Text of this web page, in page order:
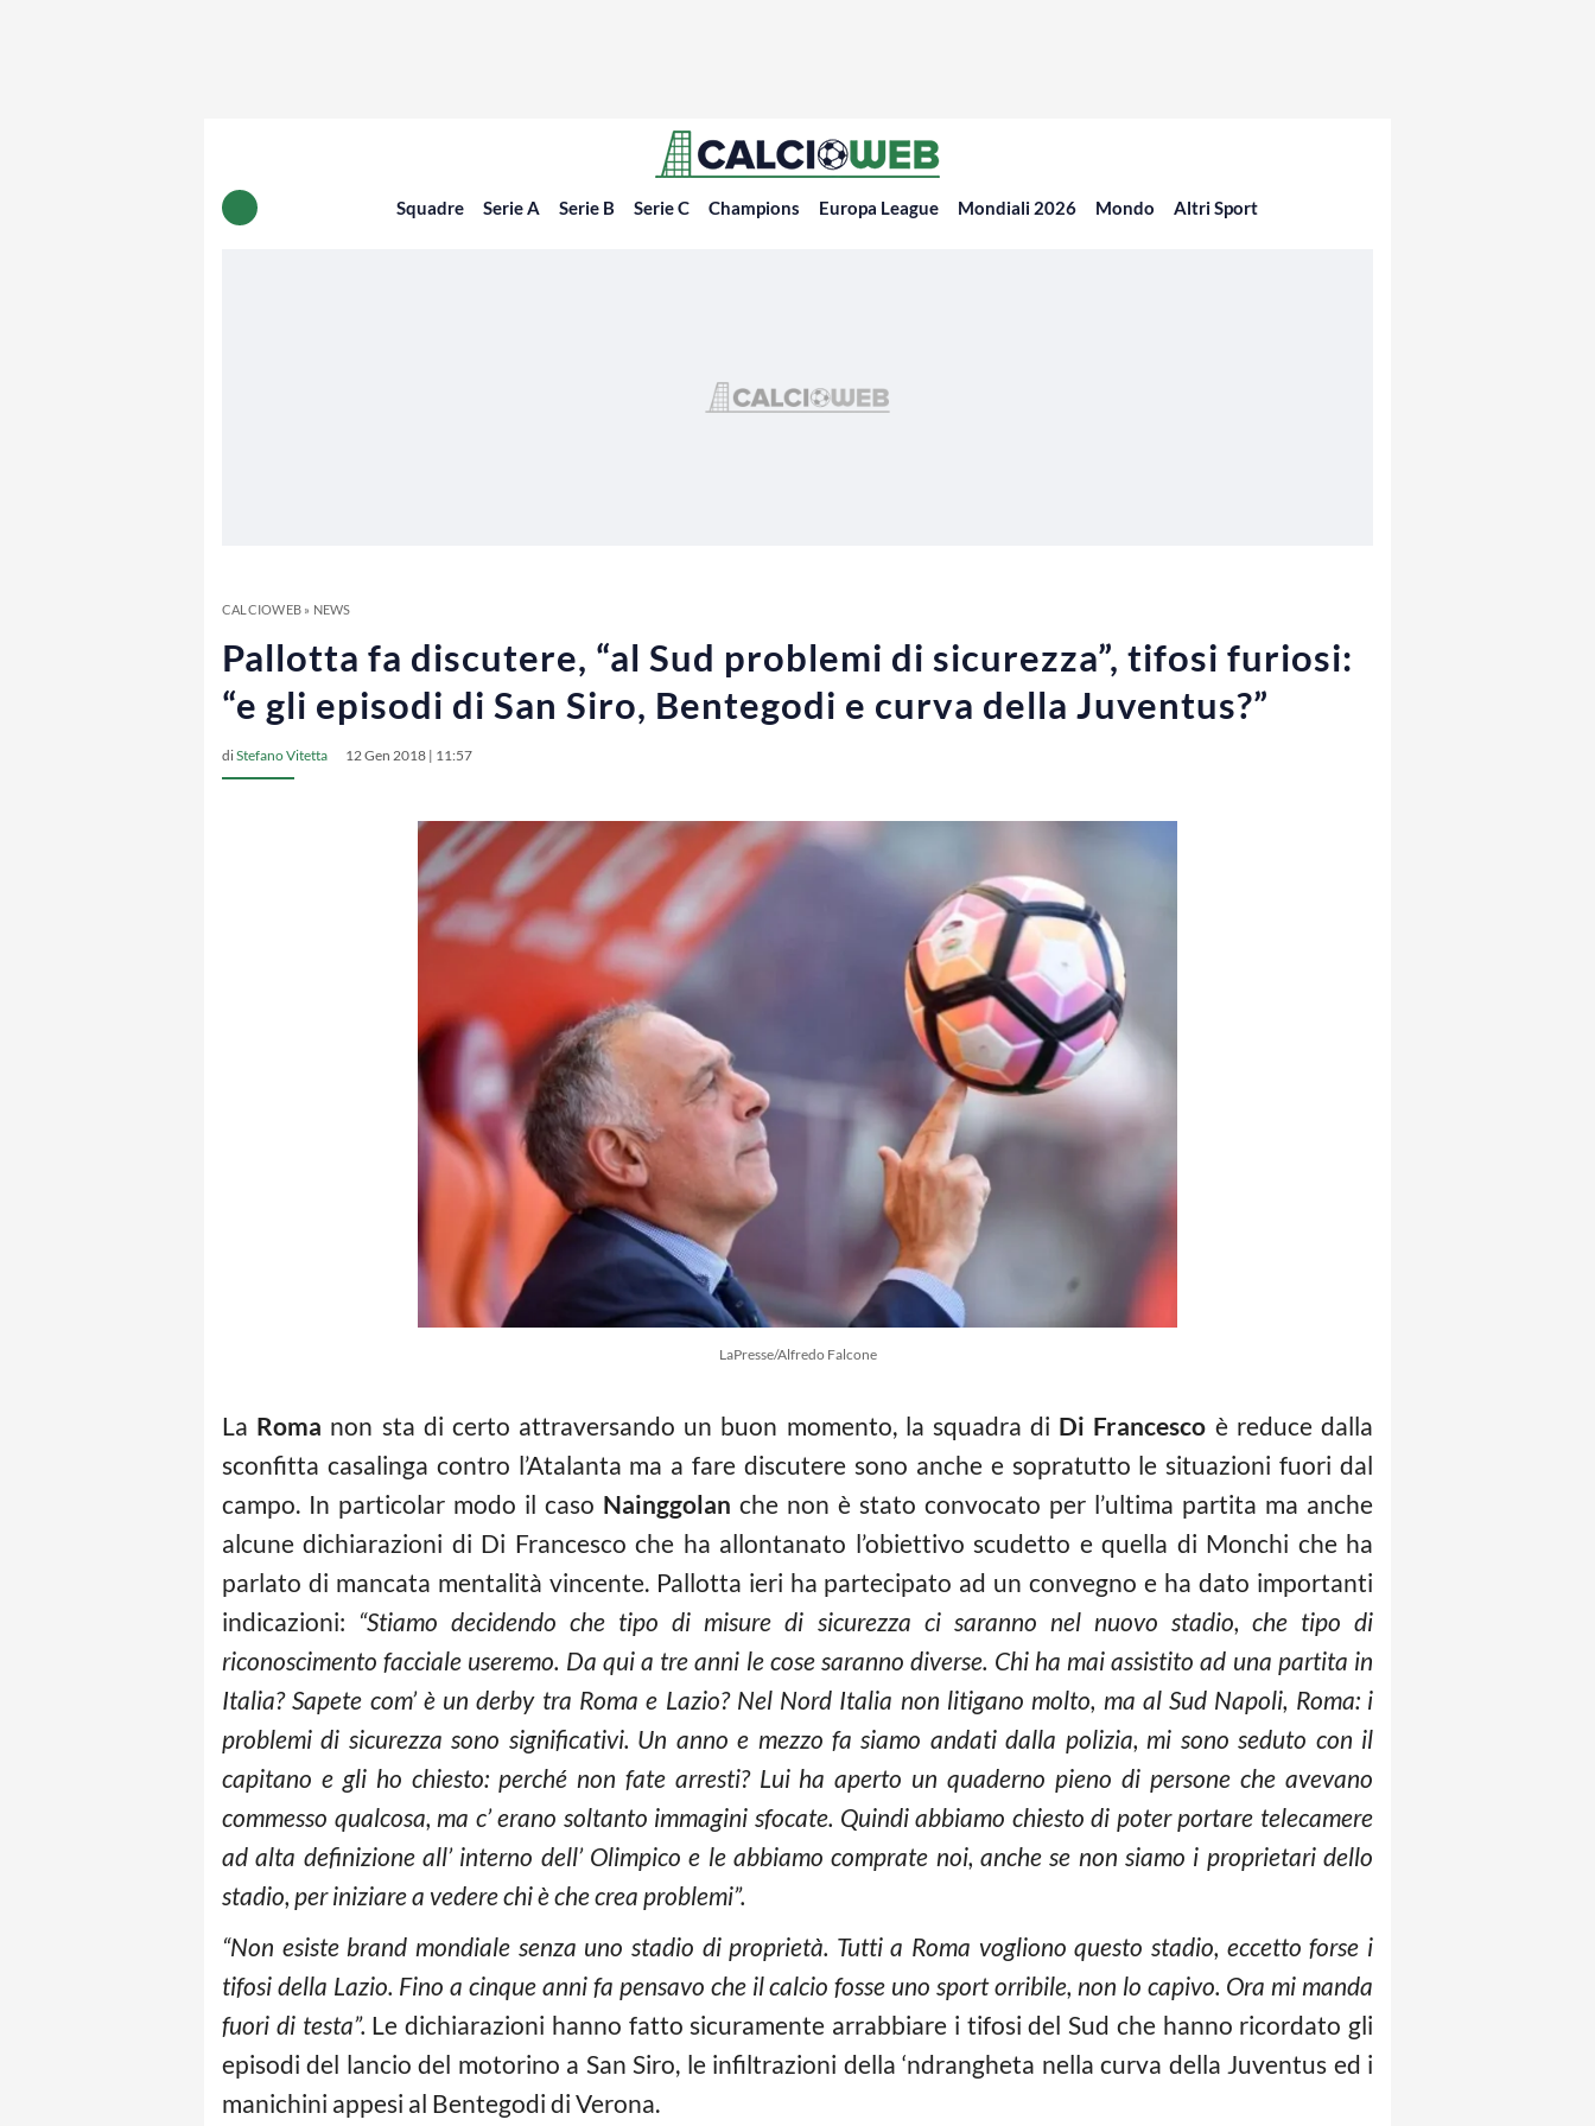
Squadre Serie A Serie B Serie C Champions Europa League Mondiali 2026 Mondo Altri Sport
CALCIOWEB» NEWS
Pallotta fa discutere, “al Sud problemi di sicurezza”, tifosi furiosi:
“e gli episodi di San Siro, Bentegodi e curva della Juventus?”
diStefano Vitetta 12 Gen 2018 | 11:57
LaPresse/Alfredo Falcone
La Roma non sta di certo attraversando un buon momento, la squadra di Di Francesco è reduce dalla
sconfitta casalinga contro l’Atalanta ma a fare discutere sono anche e sopratutto le situazioni fuori dal
campo. In particolar modo il caso Nainggolan che non è stato convocato per l’ultima partita ma anche
alcune dichiarazioni di Di Francesco che ha allontanato l’obiettivo scudetto e quella di Monchi che ha
parlato di mancata mentalità vincente. Pallotta ieri ha partecipato ad un convegno e ha dato importanti
indicazioni: “Stiamo decidendo che tipo di misure di sicurezza ci saranno nel nuovo stadio, che tipo di
riconoscimento facciale useremo. Da qui a tre anni le cose saranno diverse. Chi ha mai assistito ad una partita in
Italia? Sapete com’ è un derby tra Roma e Lazio? Nel Nord Italia non litigano molto, ma al Sud Napoli, Roma: i
problemi di sicurezza sono significativi. Un anno e mezzo fa siamo andati dalla polizia, mi sono seduto con il
capitano e gli ho chiesto: perché non fate arresti? Lui ha aperto un quaderno pieno di persone che avevano
commesso qualcosa, ma c’ erano soltanto immagini sfocate. Quindi abbiamo chiesto di poter portare telecamere
ad alta definizione all’ interno dell’ Olimpico e le abbiamo comprate noi, anche se non siamo i proprietari dello
stadio, per iniziare a vedere chi è che crea problemi”.
“Non esiste brand mondiale senza uno stadio di proprietà. Tutti a Roma vogliono questo stadio, eccetto forse i
tifosi della Lazio. Fino a cinque anni fa pensavo che il calcio fosse uno sport orribile, non lo capivo. Ora mi manda
fuori di testa”. Le dichiarazioni hanno fatto sicuramente arrabbiare i tifosi del Sud che hanno ricordato gli
episodi del lancio del motorino a San Siro, le infiltrazioni della ‘ndrangheta nella curva della Juventus ed i
manichini appesi al Bentegodi di Verona.